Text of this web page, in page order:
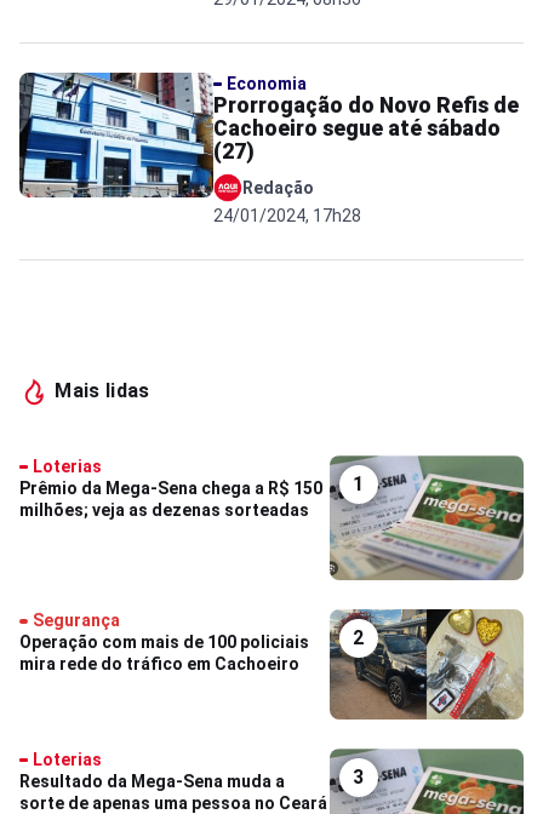
Economia
Prorrogação do Novo Refis de
Cachoeiro segue até sábado
(27)
Redação
24/01/2024, 17h28
Mais lidas
1
Loterias
Prêmio da Mega-Sena chega a R$ 150
milhões; veja as dezenas sorteadas
2
Segurança
Operação com mais de 100 policiais
mira rede do tráfico em Cachoeiro
3
Loterias
Resultado da Mega-Sena muda a
sorte de apenas uma pessoa no Ceará